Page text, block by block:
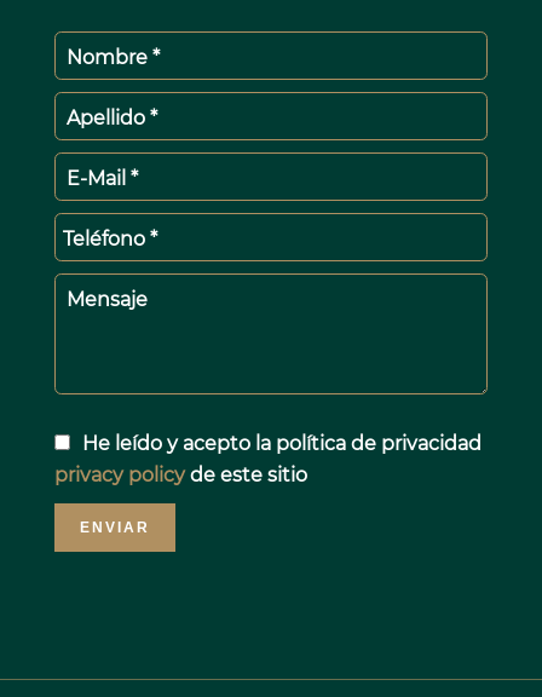
Nombre *
Apellido *
E-Mail *
Teléfono *
Mensaje
He leído y acepto la política de privacidad
privacy policyde este sitio
ENVIAR